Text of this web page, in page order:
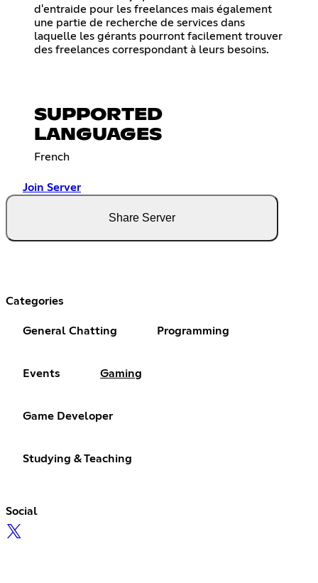
d'entraide pour les freelances mais également
une partie de recherche de services dans
laquelle les gérants pourront facilement trouver
des freelances correspondant à leurs besoins.
SUPPORTED
LANGUAGES
French
Join Server
Share Server
Categories
General Chatting Programming
Events Gaming
Game Developer
Studying & Teaching
Social